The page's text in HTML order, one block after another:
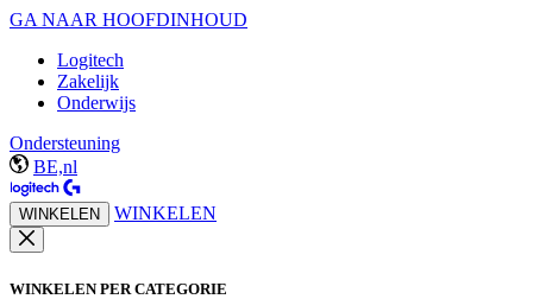
GA NAAR HOOFDINHOUD
Logitech
Zakelijk
Onderwijs
Ondersteuning
BE,nl
WINKELEN WINKELEN
WINKELEN PER CATEGORIE